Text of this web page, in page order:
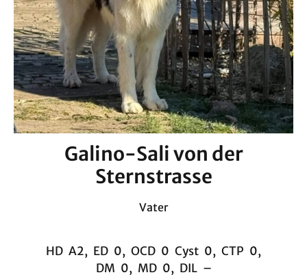
Galino-Sali von der
Sternstrasse
Vater
HD A2, ED 0, OCD 0 Cyst 0, CTP 0,
DM 0, MD 0, DIL –